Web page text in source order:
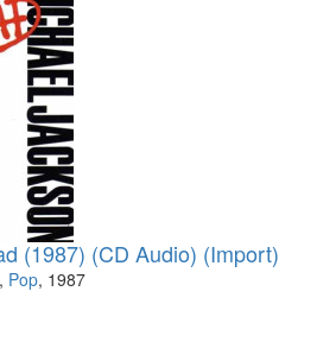
(1987) (CD Audio) (Import)
, Pop, 1987